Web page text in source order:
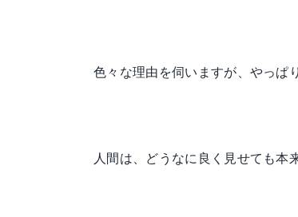
色々な理由を伺いますが、やっぱ
人間は、どうなに良く見せても本